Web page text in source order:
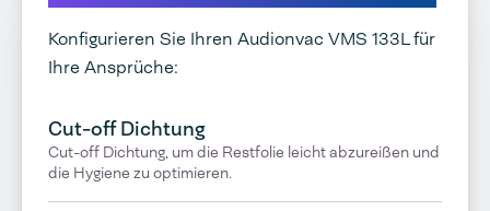
Konfigurieren Sie Ihren Audionvac VMS 133L für
Ihre Ansprüche:
Cut-off Dichtung
Cut-off Dichtung, um die Restfolie leicht abzureißen und
die Hygiene zu optimieren.